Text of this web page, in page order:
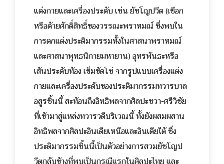
แต่งกายและเครื่องประดับ เช่น ยัชโญปวีต (เชือก
หรือด้ายศักดิ์สิทธิ์ของวรรณะพราหมณ์ ซึ่งพบใน
การตกแต่งประติมากรรมทั้งในศาสนาพราหมณ์
และศาสนาพุทธนิกายมหายาน) อุทรพันธะหรือ
เส้นประดับท้อง เข็มขัดโซ่ จากรูปแบบเครื่องแต่ง
กายและเครื่องประดับของประติมากรรมทวารบาล
อสูรชิ้นนี้ สะท้อนถึงอิทธิพลจากศิลปะชวา-ศรีวิชัย
ที่เข้ามาสู่แหล่งทวารวดีบริเวณนี้ ทั้งยังผสมผสาน
อิทธิพลจากศิลปะอินเดียเหนือและอินเดียใต้ ซึ่ง
ประติมากรรมชิ้นนี้เป็นตัวอย่างการสวมยัชโญป